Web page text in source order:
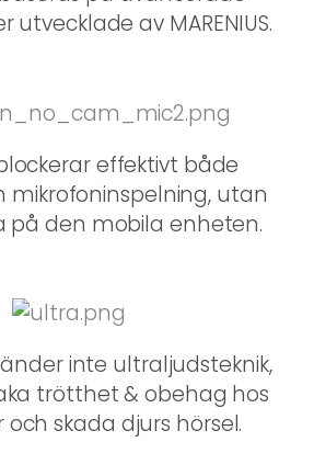
av MARENIUS.
effektivt både
mikrofoninspelning, utan
på den mobila enheten.
inte ultraljudsteknik,
trötthet & obehag hos
och skada djurs hörsel.